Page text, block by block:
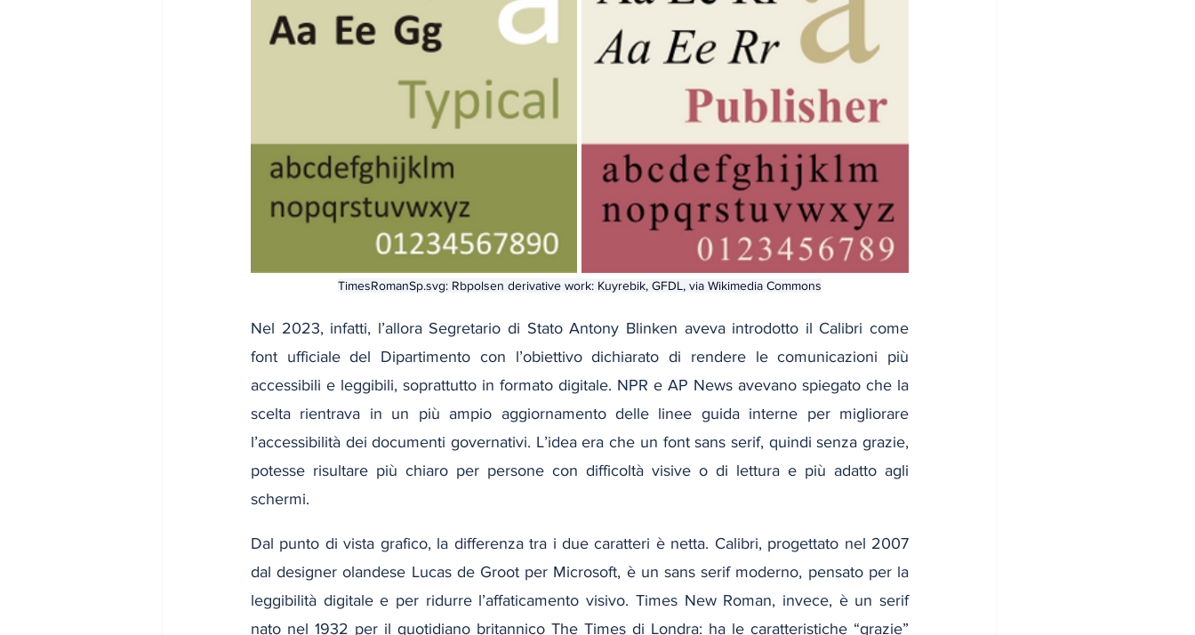
TimesRomanSp.svg: Rbpolsen derivative work: Kuyrebik, GFDL , via Wikimedia Commons
Nel 2023, infatti, l’allora Segretario di Stato Antony Blinken aveva introdotto il Calibri come
font ufficiale del Dipartimento con l’obiettivo dichiarato di rendere le comunicazioni più
accessibili e leggibili, soprattutto in formato digitale. NPR e AP News avevano spiegato che la
scelta rientrava in un più ampio aggiornamento delle linee guida interne per migliorare
l’accessibilità dei documenti governativi. L’idea era che un font sans serif, quindi senza grazie,
potesse risultare più chiaro per persone con difficoltà visive o di lettura e più adatto agli
schermi.
Dal punto di vista grafico, la differenza tra i due caratteri è netta. Calibri, progettato nel 2007
dal designer olandese Lucas de Groot per Microsoft, è un sans serif moderno, pensato per la
leggibilità digitale e per ridurre l’affaticamento visivo. Times New Roman, invece, è un serif
nato nel 1932 per il quotidiano britannico The Times di Londra: ha le caratteristiche “grazie”